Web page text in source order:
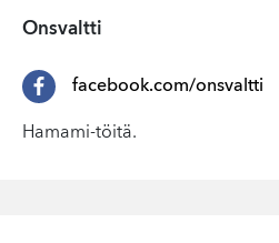
Onsvaltti
facebook.com/onsvaltti
Hamami-töitä.